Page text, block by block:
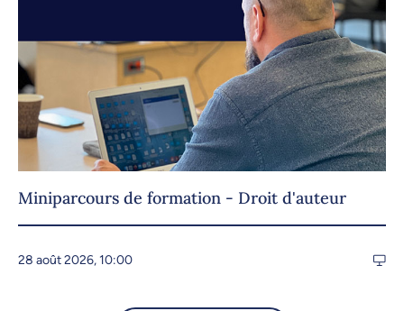
Miniparcours de formation - Droit d'auteur
28 août 2026, 10:00